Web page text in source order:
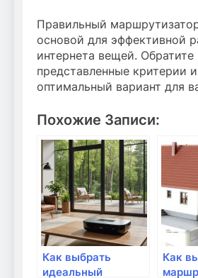
Правильный
основой для эффективной
интернета вещей. Обратите
представленные критерии
оптимальный вариант для
Похожие Записи:
Как выбрать
идеальный
Как